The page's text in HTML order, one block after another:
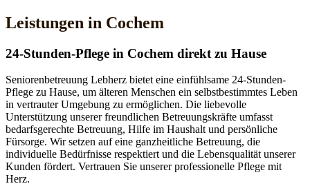
Leistungen in Cochem
24-Stunden-Pflege in Cochem direkt zu Hause
Seniorenbetreuung Lebherz bietet eine einfühlsame 24-Stunden-
Pflege zu Hause, um älteren Menschen ein selbstbestimmtes Leben
in vertrauter Umgebung zu ermöglichen. Die liebevolle
Unterstützung unserer freundlichen Betreuungskräfte umfasst
bedarfsgerechte Betreuung, Hilfe im Haushalt und persönliche
Fürsorge. Wir setzen auf eine ganzheitliche Betreuung, die
individuelle Bedürfnisse respektiert und die Lebensqualität unserer
Kunden fördert. Vertrauen Sie unserer professionelle Pflege mit
Herz.